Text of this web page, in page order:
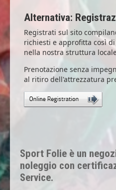
Alternativa:
Registrati sul sito
richiesti e approfitta così
nella nostra struttura
Prenotazione senza
al ritiro dell'attrezzatura
Sport Folie è un
noleggio con
Service.